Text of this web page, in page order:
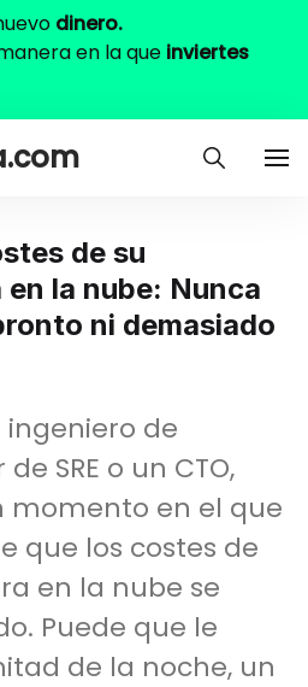
dinero.
en la que inviertes
de su
la nube: Nunca
ni demasiado
ingeniero de
SRE o un CTO,
momento en el que
que los costes de
en la nube se
Puede que le
de la noche, un